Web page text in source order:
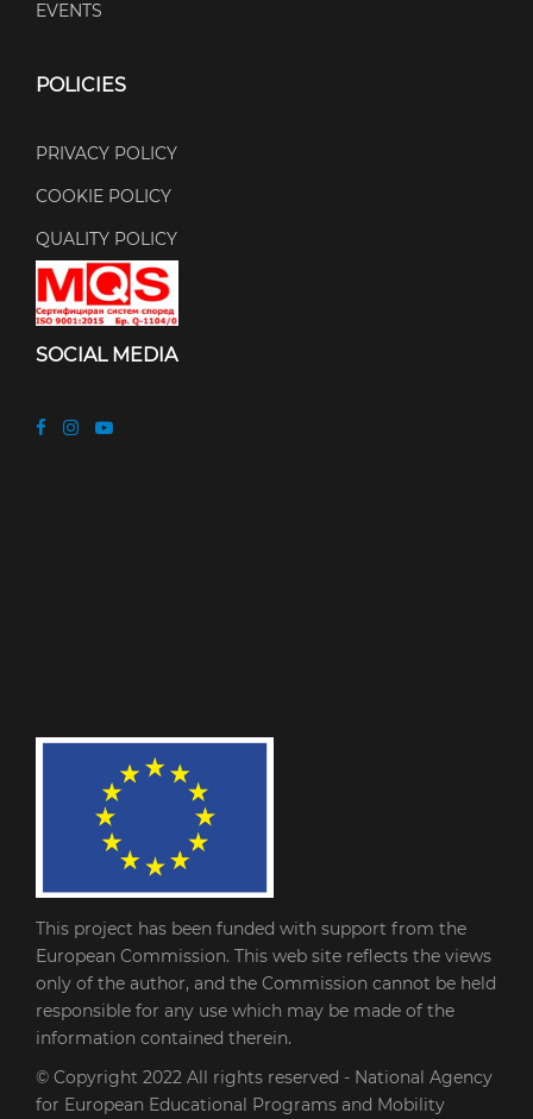
EVENTS
POLICIES
PRIVACY POLICY
COOKIE POLICY
QUALITY POLICY
SOCIAL MEDIA
This project has been funded with support from the
European Commission. This web site reflects the views
only of the author, and the Commission cannot be held
responsible for any use which may be made of the
information contained therein.
© Copyright 2022 All rights reserved - National Agency
for European Educational Programs and Mobility